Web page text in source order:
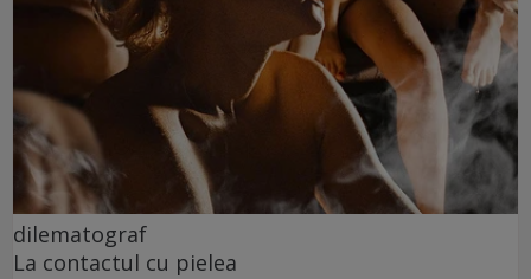
dilematograf
La contactul cu pielea